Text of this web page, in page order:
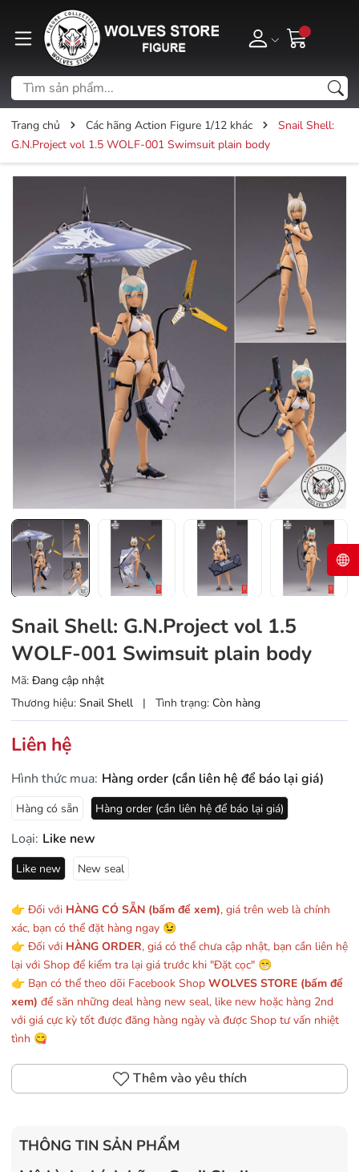
Trang chủ Các hãng Action Figure 1/12 khác
Snail Shell:
G.N.Project vol 1.5 WOLF-001 Swimsuit plain body
Snail Shell: G.N.Project vol 1.5
WOLF-001 Swimsuit plain body
Mã: Đang cập nhật
Thương hiệu: Snail Shell | Tình trạng: Còn hàng
Liên hệ
Hình thức mua: Hàng order (cần liên hệ để báo lại giá)
Hàng có sẵn Hàng order (cần liên hệ để báo lại giá)
Loại: Like new
Like new New seal
👉 Đối với HÀNG CÓ SẴN (bấm để xem), giá trên web là chính
xác, bạn có thể đặt hàng ngay 😉
👉 Đối với HÀNG ORDER, giá có thể chưa cập nhật, bạn cần liên hệ
lại với Shop để kiểm tra lại giá trước khi "Đặt cọc" 😁
👉 Bạn có thể theo dõi Facebook Shop WOLVES STORE (bấm để
xem) để săn những deal hàng new seal, like new hoặc hàng 2nd
với giá cực kỳ tốt được đăng hàng ngày và được Shop tư vấn nhiệt
tình 😋
Thêm vào yêu thích
THÔNG TIN SẢN PHẨM